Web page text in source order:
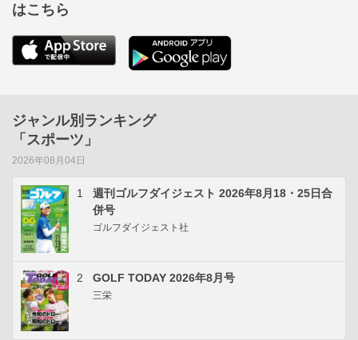
はこちら
ジャンル別ランキング
「スポーツ」
2026年08月04日
1
週刊ゴルフダイジェスト 2026年8月18・25日合
併号
ゴルフダイジェスト社
2 GOLF TODAY 2026年8月号
三栄